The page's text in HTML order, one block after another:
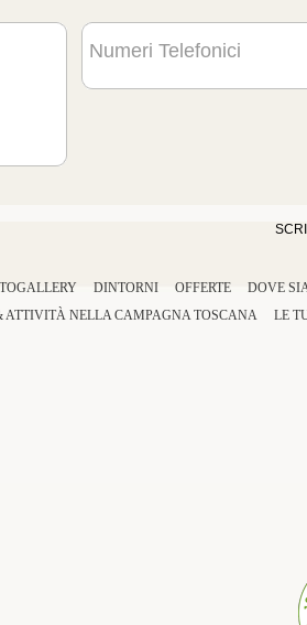
Numeri Telefonici
DINTORNI OFFERTE
DOVE
ATTIVITÀ NELLACAMPAGNA TOSCANA LE